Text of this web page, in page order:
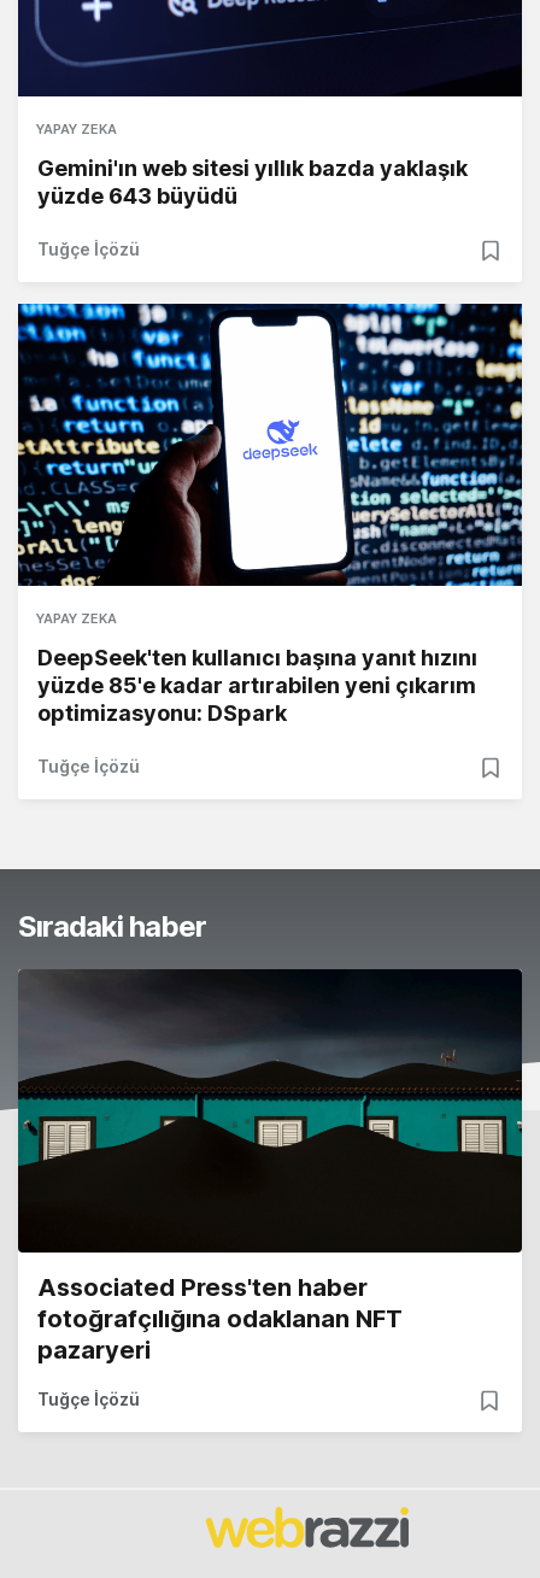
YAPAY ZEKA
Gemini'ın web sitesi yıllık bazda yaklaşık
yüzde 643 büyüdü
Tuğçe İçözü
YAPAY ZEKA
DeepSeek'ten kullanıcı başına yanıt hızını
yüzde 85'e kadar artırabilen yeni çıkarım
optimizasyonu: DSpark
Tuğçe İçözü
Sıradaki haber
Associated Press'ten haber
fotoğrafçılığına odaklanan NFT
pazaryeri
Tuğçe İçözü